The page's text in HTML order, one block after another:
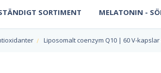
SORTIMENT MELATONIN -
Liposomalt coenzym Q10 | 60 V-kapslar